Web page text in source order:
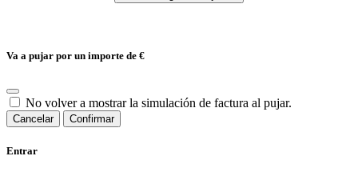
Va a pujar por un importe de €
No volver a mostrar la simulación de factura al pujar.
Cancelar Confirmar
Entrar